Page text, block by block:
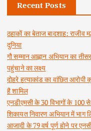
Recent Posts
ठहाकों का बेताज बादशाह:
दुनिया
गौ सम्मान आह्वान अभियान का
पहुंचाने का लक्ष्य
दोहरे हत्याकांड का वांछित
है शामिल
एनडीएमसी के 30 विभागों के 100 से
शिकायत निवारण अभियान में भाग
आजादी के 79 वर्ष पूर्ण होने पर